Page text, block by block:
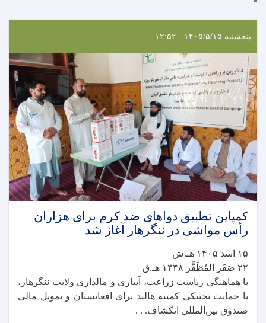
پنجشنبه ۱۴۰۵/۵/۱۵ - ۱۲:۵۲
کمپاین تطبیق دواهای ضد کرم برای هزاران
رأس مواشی در ننگرهار آغاز شد
۱۵ اسد ۱۴۰۵ هـ.ش
۲۲ صَفَر المُظَفَّر ۱۴۴۸ هـ.ق
با هماهنگی ریاست زراعت، آبیاری و مالداری ولایت ننگرهار،
با حمایت تخنیکی کمیته هالند برای افغانستان و تمویل مالی
صندوق بین‌المللی انکشاف. . .